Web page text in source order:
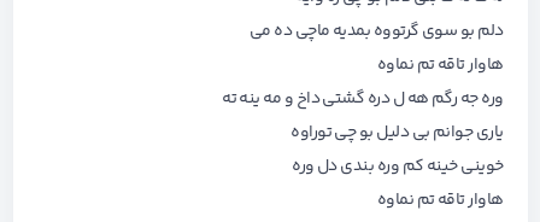
دلم بو سوی گرتووه بمدیه ماچی ده می
هاوار تاقه تم نماوه
وره جه رگم هه ل دره گشتی داخ و مه ینه ته
یاری جوانم بی دلیل بو چی توراوه
خوینی خینه کم وره بندی دل وره
هاوار تاقه تم نماوه